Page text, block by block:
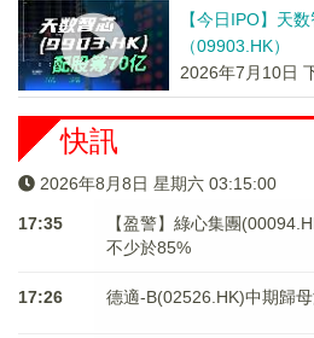
【今日IPO】天
（09903.HK）
2026年7月10日
快訊
2026年8月8日 星期六 03:15:01
17:35
【盈警】綠心集團
不少於85%
17:26 德適-B(02526.HK)中期歸